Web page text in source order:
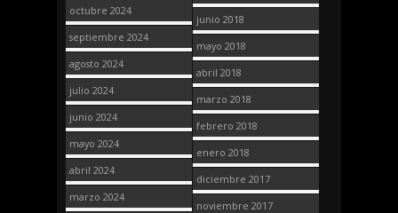
octubre 2024
septiembre 2024
agosto 2024
julio 2024
junio 2024
mayo 2024
abril 2024
marzo 2024
junio 2018
mayo 2018
abril 2018
marzo 2018
febrero 2018
enero 2018
diciembre 2017
noviembre 2017